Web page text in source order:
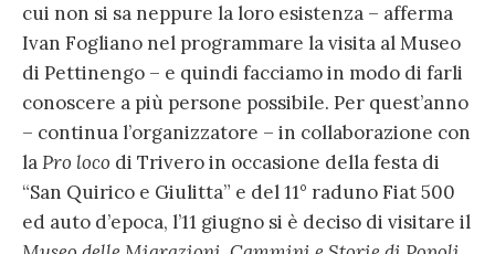
cui non si sa neppure la loro esistenza – afferma
Ivan Fogliano nel programmare la visita al Museo
di Pettinengo – e quindi facciamo in modo di farli
conoscere a più persone possibile. Per quest’anno
– continua l’organizzatore – in collaborazione con
laPro loco di Trivero in occasione della festa di
“San Quirico e Giulitta” e del 11° raduno Fiat 500
ed auto d’epoca, l’11 giugno si è deciso di visitare il